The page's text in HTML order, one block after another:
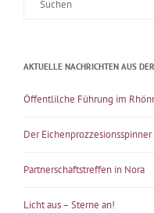
AKTUELLE NACHRICHTEN AUS
Öffentlilche Führung im
Der Eichenprozzesionsspinner
Partnerschaftstreffen in Nora
Licht aus – Sterne an!